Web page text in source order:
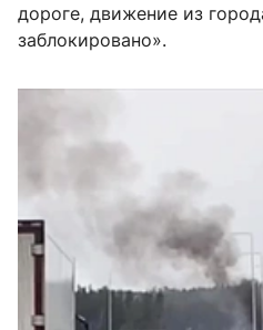
дороге, движение из
заблокировано».